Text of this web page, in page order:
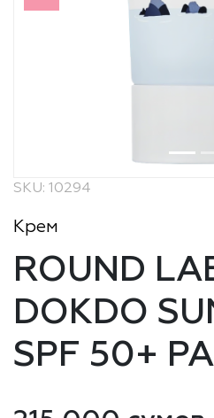
SKU: 10294
Крем
ROUND
DOKDO
SPF 50+